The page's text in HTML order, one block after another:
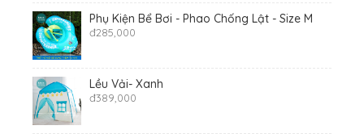
Phụ Kiện Bể Bơi - Phao Chống Lật - Size M
đ285,000
Lều Vải- Xanh
đ389,000